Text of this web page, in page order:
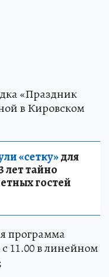
«Праздник
в Кировском
«сетку»для
лет тайно
гостей
программа
с 11.00 в линейном